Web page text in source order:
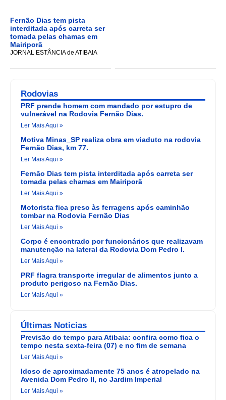
Fernão Dias tem pista
interditada após carreta ser
tomada pelas chamas em
Mairiporã
JORNAL ESTÂNCIA de ATIBAIA
Rodovias
PRF prende homem com mandado por estupro de
vulnerável na Rodovia Fernão Dias.
Ler Mais Aqui »
Motiva Minas_SP realiza obra em viaduto na rodovia
Fernão Dias, km 77.
Ler Mais Aqui »
Fernão Dias tem pista interditada após carreta ser
tomada pelas chamas em Mairiporã
Ler Mais Aqui »
Motorista fica preso às ferragens após caminhão
tombar na Rodovia Fernão Dias
Ler Mais Aqui »
Corpo é encontrado por funcionários que realizavam
manutenção na lateral da Rodovia Dom Pedro I.
Ler Mais Aqui »
PRF flagra transporte irregular de alimentos junto a
produto perigoso na Fernão Dias.
Ler Mais Aqui »
Últimas Noticias
Previsão do tempo para Atibaia: confira como fica o
tempo nesta sexta-feira (07) e no fim de semana
Ler Mais Aqui »
Idoso de aproximadamente 75 anos é atropelado na
Avenida Dom Pedro II, no Jardim Imperial
Ler Mais Aqui »